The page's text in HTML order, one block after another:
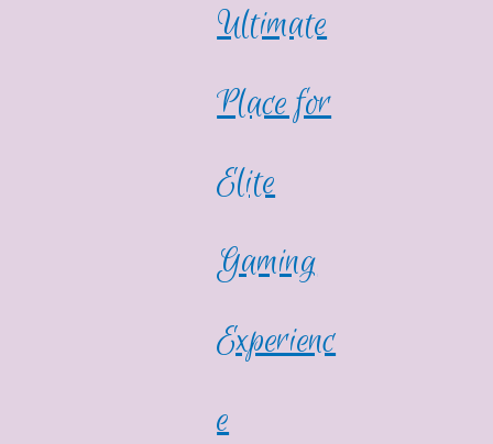
Ultimate
Place for
Elite
Gaming
Experienc
e